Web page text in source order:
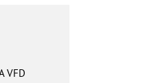
VFD